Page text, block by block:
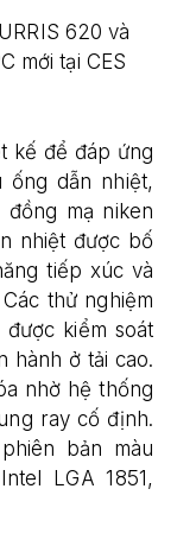
kế để đáp ứng
ống dẫn nhiệt,
mạ niken
nhiệt được bố
tiếp xúc và
thử nghiệm
kiểm soát
hành ở tải cao.
nhờ hệ thống
ray cố định.
bản màu
LGA 1851,